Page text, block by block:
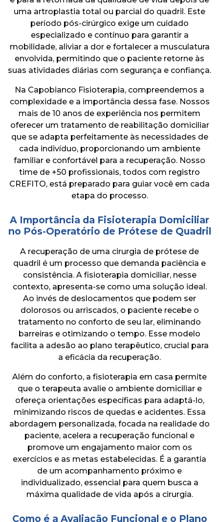
ENTRE EM CONTATO
uma artroplastia total ou parcial do quadril. Este
período pós-cirúrgico exige um cuidado
especializado e contínuo para garantir a
mobilidade, aliviar a dor e fortalecer a musculatura
envolvida, permitindo que o paciente retorne às
suas atividades diárias com segurança e confiança.
Na Capobianco Fisioterapia, compreendemos a
complexidade e a importância dessa fase. Nossos
mais de 10 anos de experiência nos permitem
oferecer um tratamento de reabilitação domiciliar
que se adapta perfeitamente às necessidades de
cada indivíduo, proporcionando um ambiente
familiar e confortável para a recuperação. Nosso
time de +50 profissionais, todos com registro
CREFITO, está preparado para guiar você em cada
etapa do processo.
A Importância da Fisioterapia Domiciliar
no Pós-Operatório de Prótese de Quadril
A recuperação de uma cirurgia de prótese de
quadril é um processo que demanda paciência e
consistência. A fisioterapia domiciliar, nesse
contexto, apresenta-se como uma solução ideal.
Ao invés de deslocamentos que podem ser
dolorosos ou arriscados, o paciente recebe o
tratamento no conforto de seu lar, eliminando
barreiras e otimizando o tempo. Esse modelo
facilita a adesão ao plano terapêutico, crucial para
a eficácia da recuperação.
Além do conforto, a fisioterapia em casa permite
que o terapeuta avalie o ambiente domiciliar e
ofereça orientações específicas para adaptá-lo,
minimizando riscos de quedas e acidentes. Essa
abordagem personalizada, focada na realidade do
paciente, acelera a recuperação funcional e
promove um engajamento maior com os
exercícios e as metas estabelecidas. É a garantia
de um acompanhamento próximo e
individualizado, essencial para quem busca a
máxima qualidade de vida após a cirurgia.
Como é a Avaliação Funcional e o Plano